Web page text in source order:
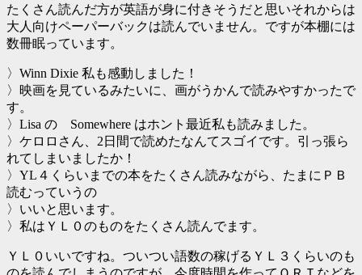
たくさん読んだ方が英語が身に付きそうだと思いそれからは
大人向けペーパーバックは読んでいません。ですが本棚には
数冊眠っています。
〉Winn Dixie 私も感動しました！
〉映画を見ているみたいに、画がうかんで読みやすかったで
す。
〉Lisa の Somewhere はホント最近私も読みました。
〉ケロロさん、2日間で読めたなんてスゴイです。引っ張ら
れてしまいましたか！
〉YL４くらいまでの本をたくさん読みながら、たまにＰＢ
読むっていうの
〉いいと思います。
〉私はＹＬ０のものをたくさん読んでます。
ＹＬ０いいですね。ついつい語数の稼げるＹＬ３くらいのも